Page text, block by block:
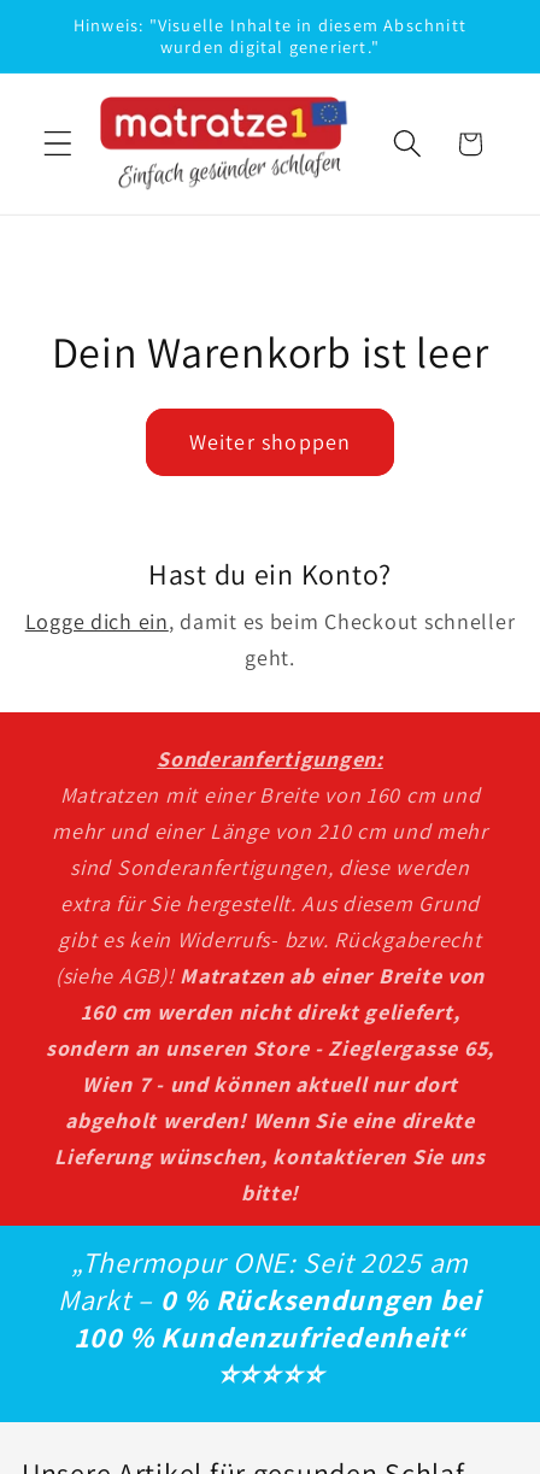
zumHinweis: "Visuelle Inhalte in diesem Abschnitt
wurden digital generiert."
Warenkorb
Dein Warenkorb ist leer
Weiter shoppen
Hast du ein Konto?
Logge dich ein, damit es beim Checkout schneller
geht.
Sonderanfertigungen:
Matratzen mit einer Breite von 160 cm und
mehr und einer Länge von 210 cm und mehr
sind Sonderanfertigungen, diese werden
extra für Sie hergestellt. Aus diesem Grund
gibt es kein Widerrufs- bzw. Rückgaberecht
(siehe AGB)! Matratzen ab einer Breite von
160 cm werden nicht direkt geliefert,
sondern an unseren Store - Zieglergasse 65,
Wien 7 - und können aktuell nur dort
abgeholt werden! Wenn Sie eine direkte
Lieferung wünschen, kontaktieren Sie uns
bitte!
„Thermopur ONE: Seit 2025 am
Markt – 0 % Rücksendungen bei
100 % Kundenzufriedenheit“
⭐️⭐️⭐️⭐️⭐️